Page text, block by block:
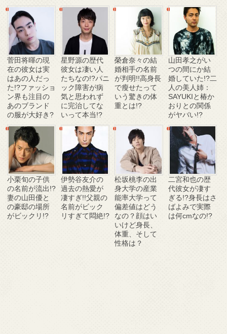
菅田将暉の現
在の彼女は実
はあの人だっ
た!?ファッショ
ン界も注目の
あのブランド
の服が大好き?
星野源の歴代
彼女は凄い人
たちなの!?パニ
ック障害が病
気と思われず
に完治してな
いって本当!?
榮倉奈々の結
婚相手の名前
が判明!!高身長
で瘦せたって
いう驚きの体
重とは!?
山田孝之がい
つの間にか結
婚していた!?二
人の美人姉：
SAYUKIと椿か
おりとの関係
がヤバい!?
小栗旬の子供
の名前が流出!?
妻の山田優と
の豪邸の場所
がビックリ!?
伊勢谷友介の
過去の熱愛が
凄すぎ!!父親の
名前がビック
リすぎて悶絶!?
松坂桃李の出
身大学の産業
能率大学って
偏差値はどう
なの？顔はい
いけど身長、
体重、そして
性格は？
二宮和也の歴
代彼女が凄す
ぎる!?身長はさ
ばよみで実際
は何cmなの!?